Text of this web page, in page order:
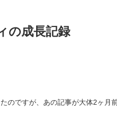
の成長記録
のですが、あの記事が大体2ヶ月